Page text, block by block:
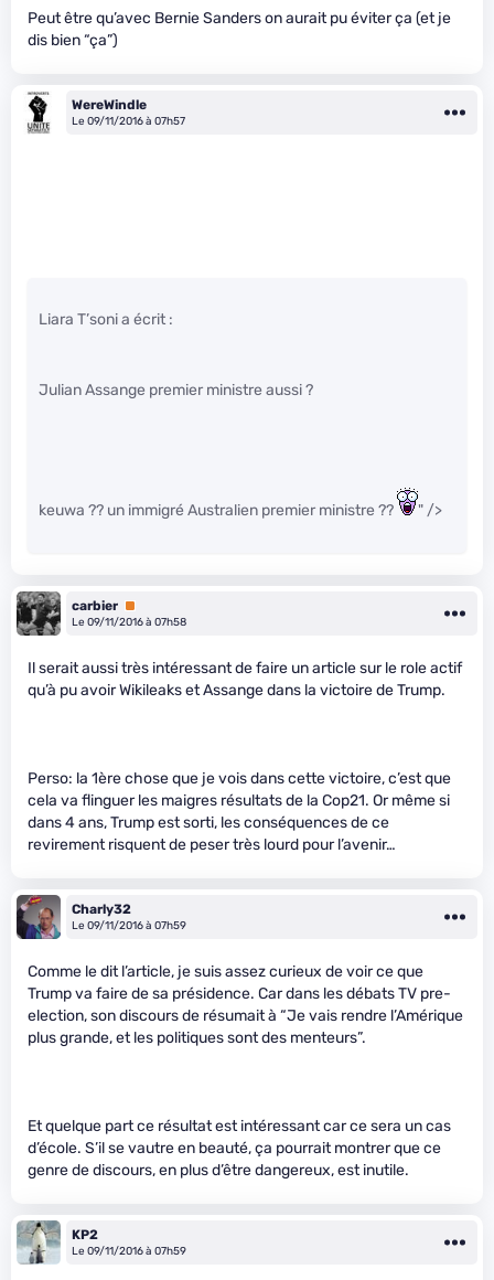
Peut être qu’avec Bernie Sanders on aurait pu éviter ça (et je
dis bien “ça”)
WereWindle
Le 09/11/2016 à 07h57
Liara T’soni a écrit :
Julian Assange premier ministre aussi ?
keuwa ?? un immigré Australien premier ministre ?? " />
carbier Premium
Le 09/11/2016 à 07h58
Il serait aussi très intéressant de faire un article sur le role actif
qu’à pu avoir Wikileaks et Assange dans la victoire de Trump.
Perso: la 1ère chose que je vois dans cette victoire, c’est que
cela va flinguer les maigres résultats de la Cop21. Or même si
dans 4 ans, Trump est sorti, les conséquences de ce
revirement risquent de peser très lourd pour l’avenir…
Charly32
Le 09/11/2016 à 07h59
Comme le dit l’article, je suis assez curieux de voir ce que
Trump va faire de sa présidence. Car dans les débats TV pre-
election, son discours de résumait à “Je vais rendre l’Amérique
plus grande, et les politiques sont des menteurs”.
Et quelque part ce résultat est intéressant car ce sera un cas
d’école. S’il se vautre en beauté, ça pourrait montrer que ce
genre de discours, en plus d’être dangereux, est inutile.
KP2
Le 09/11/2016 à 07h59